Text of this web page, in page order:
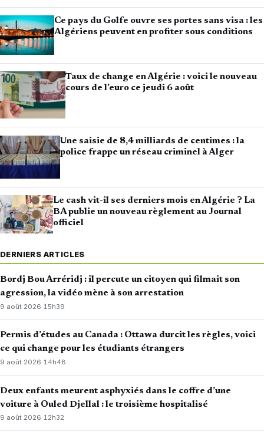
Ce pays du Golfe ouvre ses portes sans visa : les
Algériens peuvent en profiter sous conditions
Taux de change en Algérie : voici le nouveau
cours de l’euro ce jeudi 6 août
Une saisie de 8,4 milliards de centimes : la
police frappe un réseau criminel à Alger
Le cash vit-il ses derniers mois en Algérie ? La
BA publie un nouveau règlement au Journal
officiel
DERNIERS ARTICLES
Bordj Bou Arréridj : il percute un citoyen qui filmait son
agression, la vidéo mène à son arrestation
9 août 2026· 15h39
Permis d’études au Canada : Ottawa durcit les règles, voici
ce qui change pour les étudiants étrangers
9 août 2026·14h48
Deux enfants meurent asphyxiés dans le coffre d’une
voiture à Ouled Djellal : le troisième hospitalisé
9 août 2026·12h32